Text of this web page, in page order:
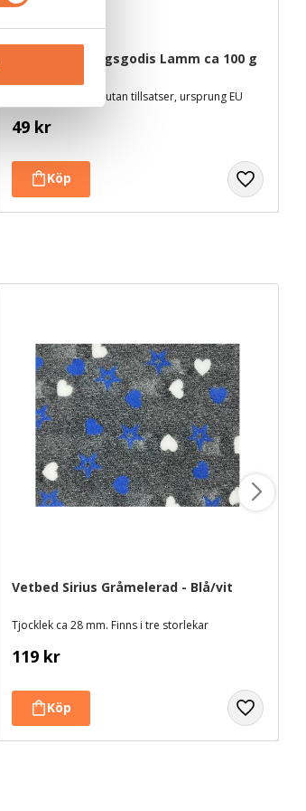
4Dogs Belöningsgodis Lamm ca 100 g
Torkat hundgodis utan tillsatser, ursprung EU
49 kr
Vetbed Sirius Gråmelerad - Blå/vit
Tjocklek ca 28 mm. Finns i tre storlekar
119 kr